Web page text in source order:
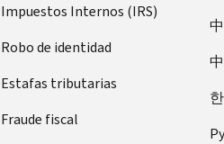
Impuestos Internos (IRS)
Robo de identidad
Estafas tributarias
Fraude fiscal